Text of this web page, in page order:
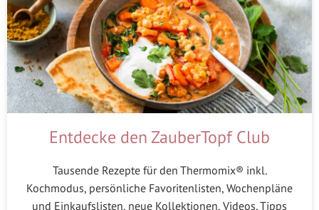
Entdecke den ZauberTopf Club
Tausende Rezepte für den Thermomix® inkl.
Kochmodus, persönliche Favoritenlisten, Wochenpläne
und Einkaufslisten, neue Kollektionen, Videos, Tipps